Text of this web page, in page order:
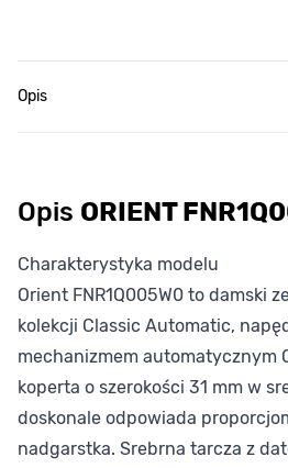
Opis
Opis ORIENT
Charakterystyka modelu
Orient FNR1Q005W0 to damski
kolekcji Classic Automatic,
mechanizmem automatycznym
koperta o szerokości 31 mm w
doskonale odpowiada
nadgarstka. Srebrna tarcza z